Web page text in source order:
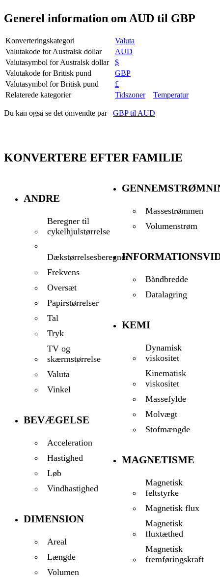
Generel information om AUD til GBP
Konverteringskategori
Valuta
Valutakode for Australsk dollar
AUD
Valutasymbol for Australsk dollar
$
Valutakode for Britisk pund
GBP
Valutasymbol for Britisk pund
£
Relaterede kategorier
Tidszoner Temperatur
Du kan også se det omvendte par GBP til AUD
KONVERTERE EFTER FAMILIE
ANDRE
Beregner til
cykelhjulstørrelse
Dækstørrelsesberegner
Frekvens
Oversæt
Papirstørrelser
Tal
Tryk
TV og
skærmstørrelse
Valuta
Vinkel
BEVÆGELSE
Acceleration
Hastighed
Løb
Vindhastighed
DIMENSION
Areal
Længde
Volumen
Massestrømmen
Volumenstrøm
Båndbredde
Datalagring
KEMI
Dynamisk
viskositet
Kinematisk
viskositet
Massefylde
Molvægt
Stofmængde
MAGNETISME
Magnetisk
feltstyrke
Magnetisk flux
Magnetisk
fluxtæthed
Magnetisk
fremføringskraft